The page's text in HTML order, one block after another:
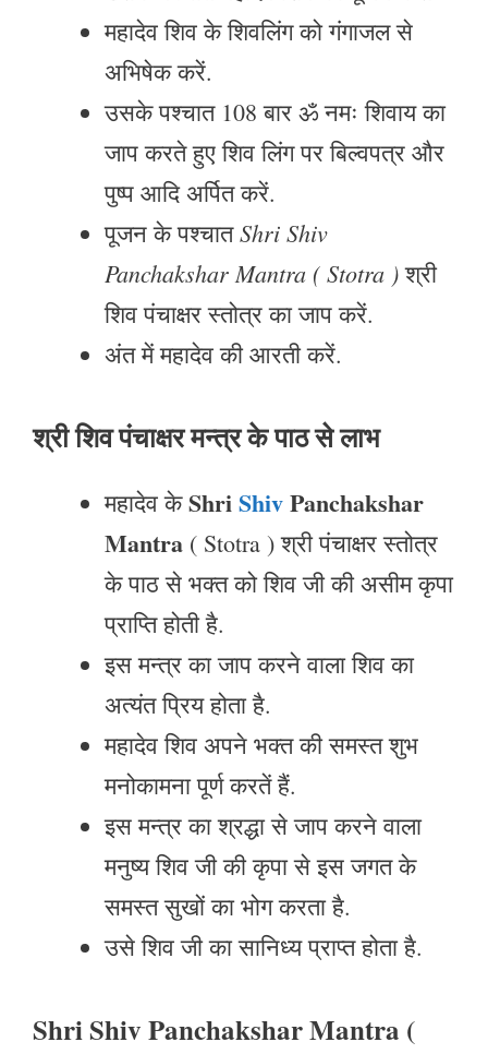
महादेव शिव के शिवलिंग को गंगाजल से
अभिषेक करें.
उसके पश्चात 108 बार ॐ नमः शिवाय का
जाप करते हुए शिव लिंग पर बिल्वपत्र और
पुष्प आदि अर्पित करें.
पूजन के पश्चातShri Shiv
Panchakshar Mantra ( Stotra )श्री
शिव पंचाक्षर स्तोत्र का जाप करें.
अंत में महादेव की आरती करें.
श्री शिव पंचाक्षर मन्त्र के पाठ से लाभ
महादेव केShriShivPanchakshar
Mantra ( Stotra ) श्री पंचाक्षर स्तोत्र
के पाठ से भक्त को शिव जी की असीम कृपा
प्राप्ति होती है.
इस मन्त्र का जाप करने वाला शिव का
अत्यंत प्रिय होता है.
महादेव शिव अपने भक्त की समस्त शुभ
मनोकामना पूर्ण करतें हैं.
इस मन्त्र का श्रद्धा से जाप करने वाला
मनुष्य शिव जी की कृपा से इस जगत के
समस्त सुखों का भोग करता है.
उसे शिव जी का सानिध्य प्राप्त होता है.
Shri Shiv Panchakshar Mantra (